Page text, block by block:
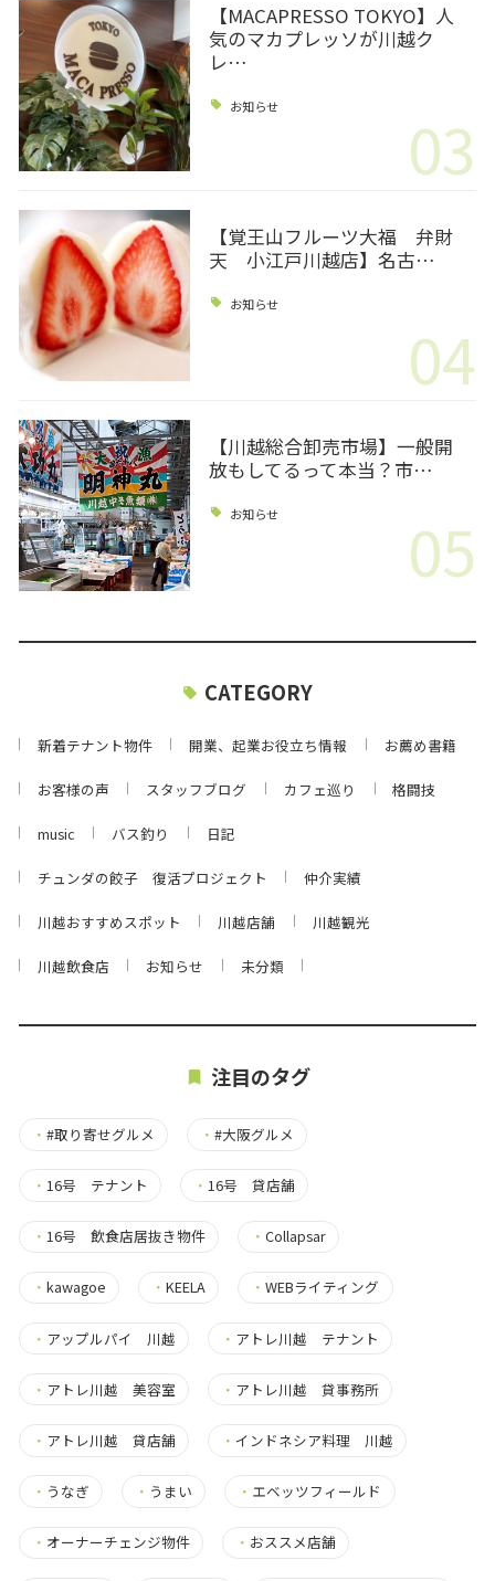
【MACAPRESSO TOKYO】人
気のマカプレッソが川越ク
レ…
お知らせ 03
【覚王山フルーツ大福 弁財
天 小江戸川越店】名古…
お知らせ
04
【川越総合卸売市場】一般開
放もしてるって本当？市…
お知らせ 05
CATEGORY
新着テナント物件 開業、起業お役立ち情報 お薦め書籍
お客様の声 スタッフブログ カフェ巡り 格闘技
music バス釣り 日記
チュンダの餃子 復活プロジェクト 仲介実績
川越おすすめスポット 川越店舗 川越観光
川越飲食店 お知らせ 未分類
注目のタグ
・ #取り寄せグルメ ・#大阪グルメ
・ 16号 テナント ・16号 貸店舗
・ 16号 飲食店居抜き物件 ・Collapsar
・ kawagoe ・KEELA ・WEBライティング
・ アップルパイ 川越 ・ アトレ川越 テナント
・ アトレ川越 美容室 ・ アトレ川越 貸事務所
・ アトレ川越 貸店舗 ・ インドネシア料理 川越
・ うなぎ ・ うまい ・ エベッツフィールド
・ オーナーチェンジ物件 ・ おススメ店舗